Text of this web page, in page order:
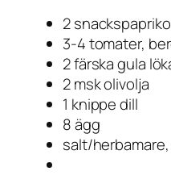
2
3-4 tomater,
2 färska gula
2 msk olivolja
1 knippe dill
8 ägg
salt/